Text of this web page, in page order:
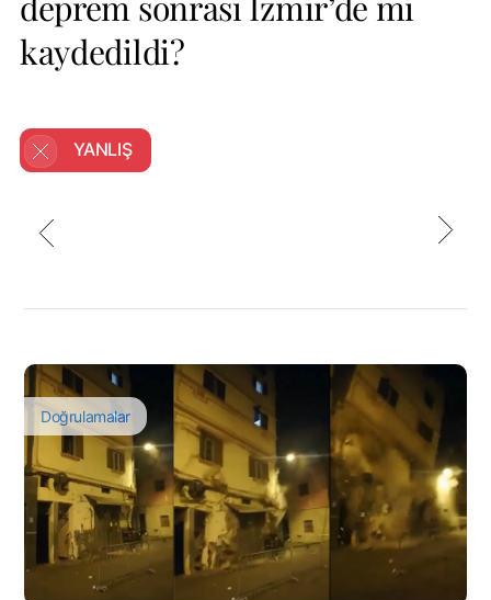
kaydedildi?
YANLIŞ
Doğrulamalar